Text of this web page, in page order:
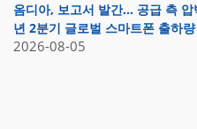
옴디아, 보고서 발간… 공급 측
년 2분기 글로벌 스마트폰 출하
2026-08-05